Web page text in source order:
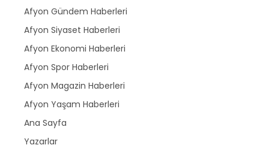
Afyon Gündem Haberleri
Afyon Siyaset Haberleri
Afyon Ekonomi Haberleri
Afyon Spor Haberleri
Afyon Magazin Haberleri
Afyon Yaşam Haberleri
Ana Sayfa
Yazarlar